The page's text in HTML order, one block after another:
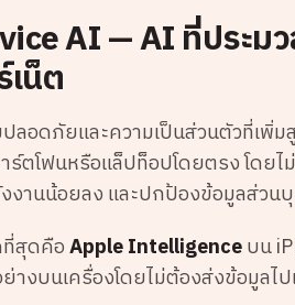
AI — AI ที่ประม
น็ต
ลอดภัยและความเป็นส่วนตัวที่เพิ่
ตโฟนหรือแล็ปท็อปโดยตรง โดย
งงานน้อยลง และปกป้องข้อมูลส่ว
สุดคือApple Intelligenceบน
างบนเครื่องโดยไม่ต้องส่งข้อมูลไ